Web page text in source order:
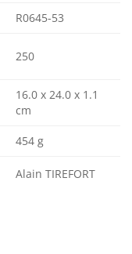
R0645-53
250
16.0 x 24.0 x 1.1
cm
454 g
Alain TIREFORT